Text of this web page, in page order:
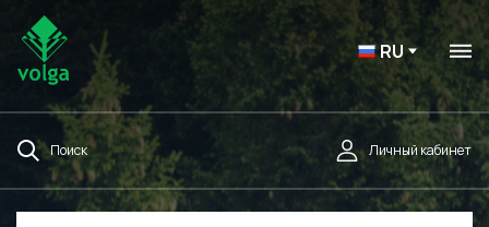
RU
Поиск Личный кабинет